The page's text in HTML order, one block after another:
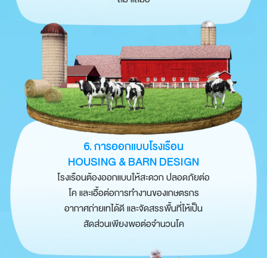
6. การออกแบบโรงเรือน
HOUSING & BARN DESIGN
โรงเรือนต้องออกแบบให้สะดวก ปลอดภัยต่อ
โค และเอื้อต่อการทำงานของเกษตรกร
อากาศถ่ายเทได้ดี และจัดสรรพื้นที่ให้เป็น
สัดส่วนเพียงพอต่อจำนวนโค